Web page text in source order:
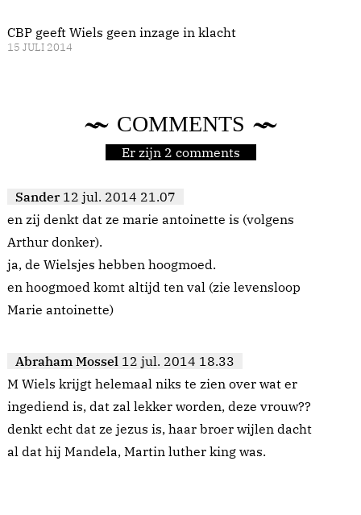
CBP geeft Wiels geen inzage in klacht
15 JULI 2014
COMMENTS
Er zijn 2 comments
Sander 12 jul. 2014 21.07
en zij denkt dat ze marie antoinette is (volgens
Arthur donker).
ja, de Wielsjes hebben hoogmoed.
en hoogmoed komt altijd ten val (zie levensloop
Marie antoinette)
Abraham Mossel 12 jul. 2014 18.33
M Wiels krijgt helemaal niks te zien over wat er
ingediend is, dat zal lekker worden, deze vrouw??
denkt echt dat ze jezus is, haar broer wijlen dacht
al dat hij Mandela, Martin luther king was.